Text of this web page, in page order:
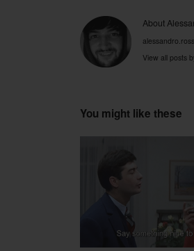
About
View all posts
You might like these